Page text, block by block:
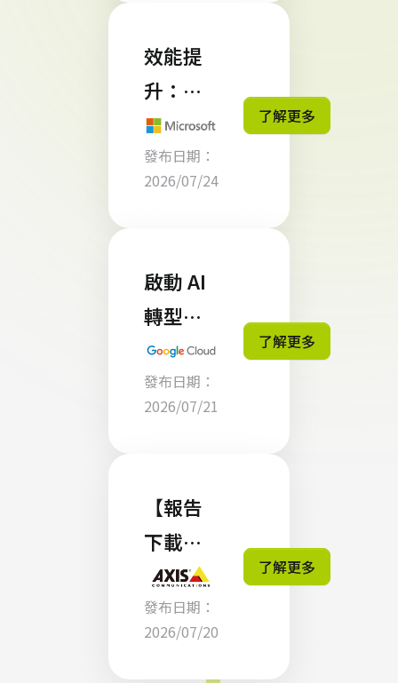
mpion
領導
者」殊
榮
事，企
業工作
流程正
式進入
效能提
升：直
接在
Visual
Studio
化
Azure
上的
Postgr
發布日期：
2026/07/24
了解更多
啟動 AI
轉型！
零壹科
技攜手
Google
企業專
屬的 AI
智慧引
擎
發布日期：
2026/07/21
了解更多
【報告
下載】
The
Intellig
ent
發布日期：
2026/07/20
了解更多